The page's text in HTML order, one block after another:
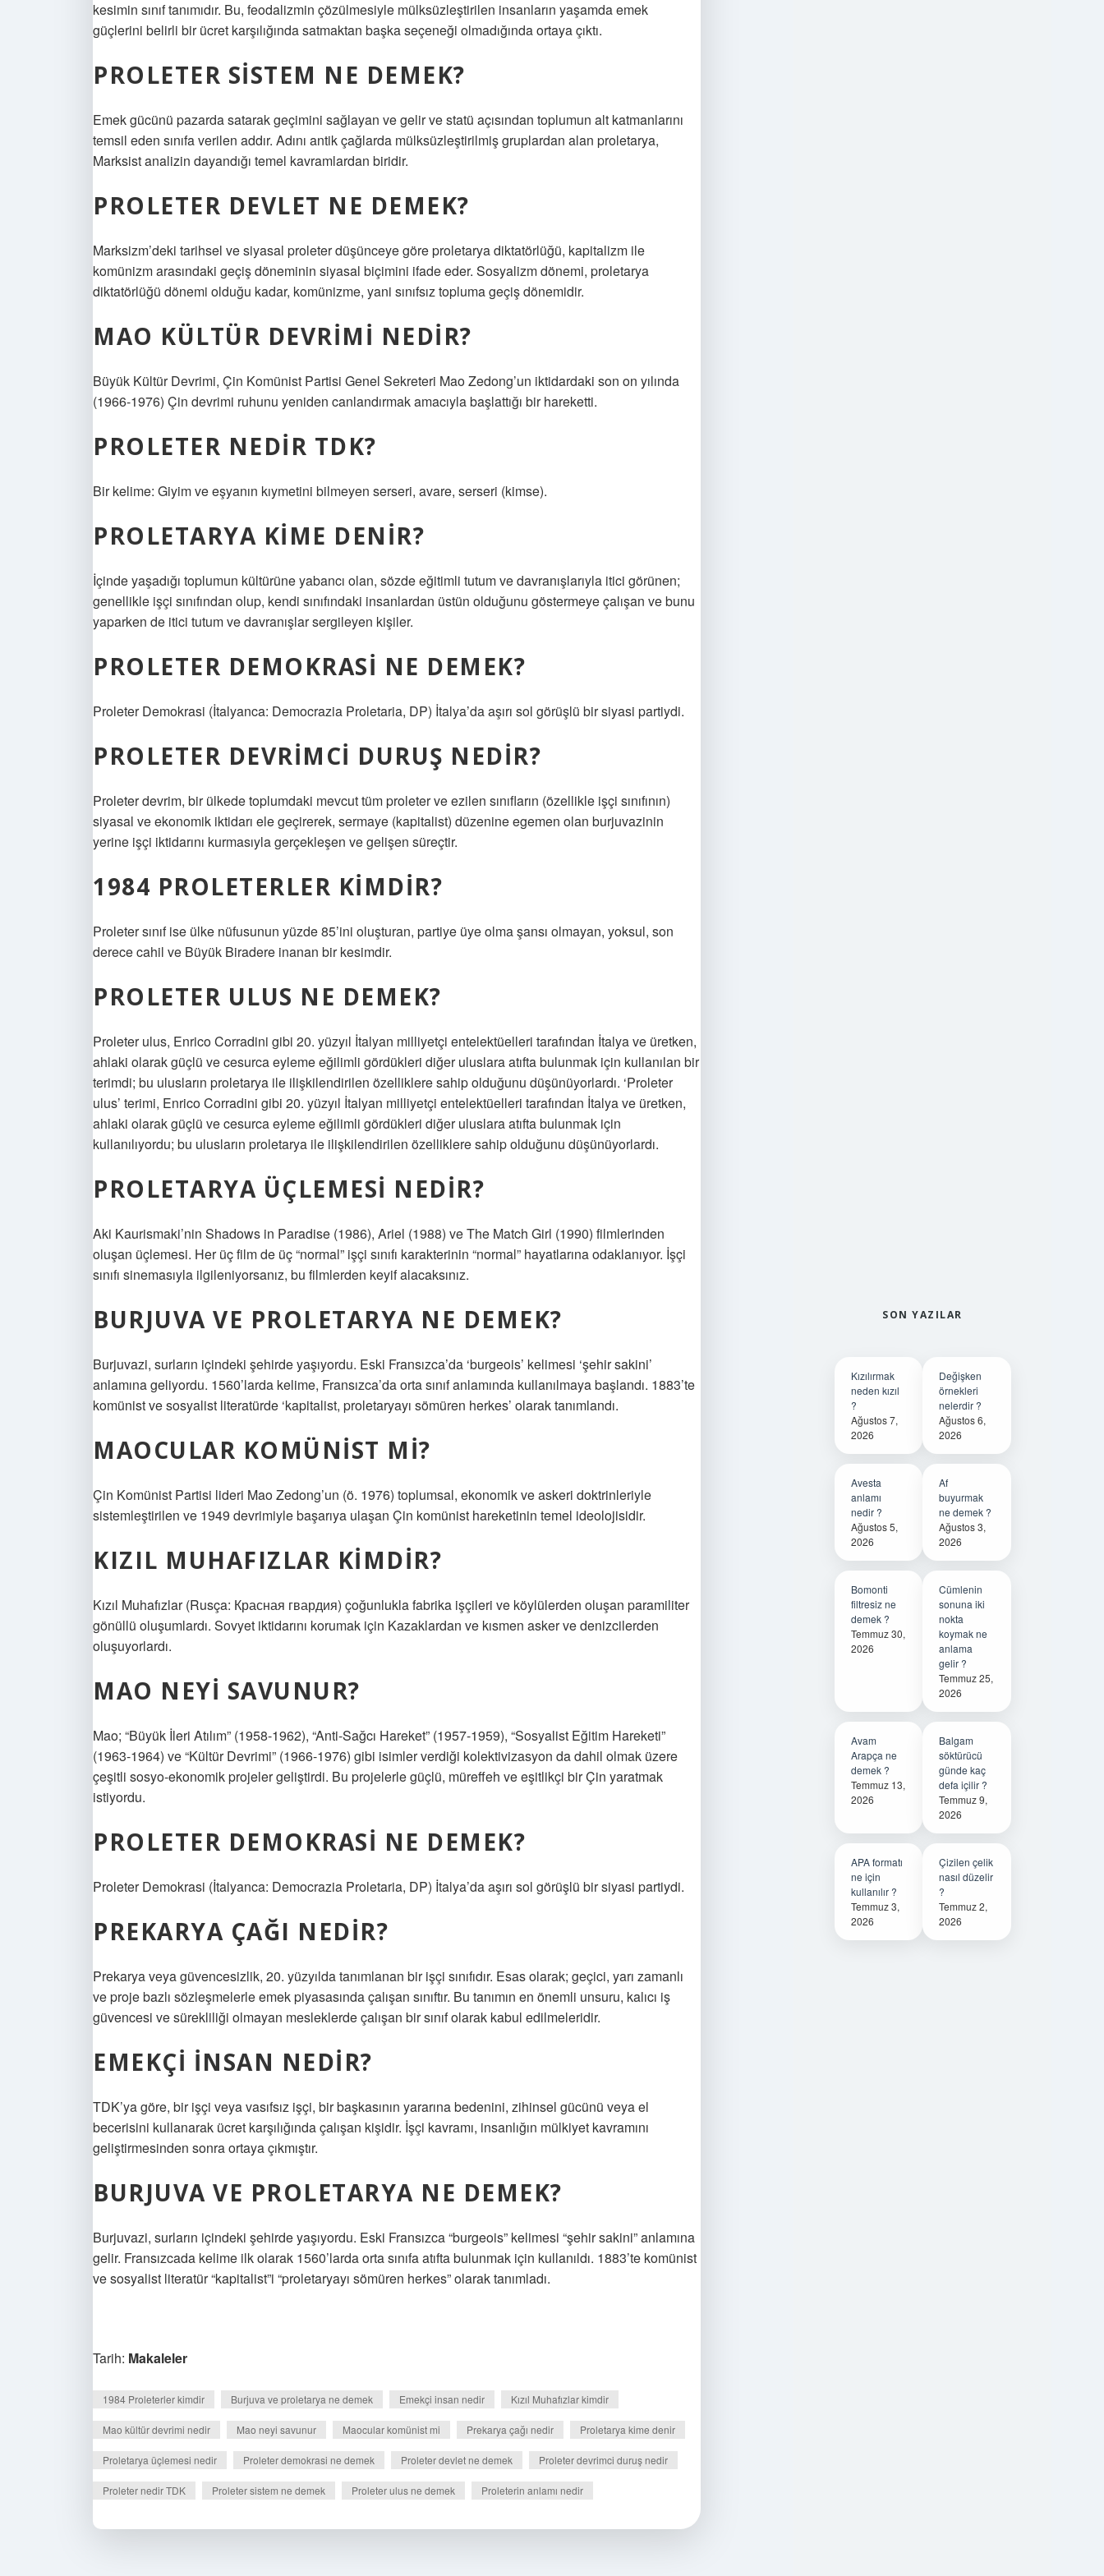
kesimin sınıf tanımıdır. Bu, feodalizmin çözülmesiyle mülksüzleştirilen insanların yaşamda emek
güçlerini belirli bir ücret karşılığında satmaktan başka seçeneği olmadığında ortaya çıktı.
PROLETER SISTEM NE DEMEK?
Emek gücünü pazarda satarak geçimini sağlayan ve gelir ve statü açısından toplumun alt katmanlarını
temsil eden sınıfa verilen addır. Adını antik çağlarda mülksüzleştirilmiş gruplardan alan proletarya,
Marksist analizin dayandığı temel kavramlardan biridir.
PROLETER DEVLET NE DEMEK?
Marksizm’deki tarihsel ve siyasal proleter düşünceye göre proletarya diktatörlüğü, kapitalizm ile
komünizm arasındaki geçiş döneminin siyasal biçimini ifade eder. Sosyalizm dönemi, proletarya
diktatörlüğü dönemi olduğu kadar, komünizme, yani sınıfsız topluma geçiş dönemidir.
MAO KÜLTÜR DEVRIMI NEDIR?
Büyük Kültür Devrimi, Çin Komünist Partisi Genel Sekreteri Mao Zedong’un iktidardaki son on yılında
(1966-1976) Çin devrimi ruhunu yeniden canlandırmak amacıyla başlattığı bir hareketti.
PROLETER NEDIR TDK?
Bir kelime: Giyim ve eşyanın kıymetini bilmeyen serseri, avare, serseri (kimse).
PROLETARYA KIME DENIR?
İçinde yaşadığı toplumun kültürüne yabancı olan, sözde eğitimli tutum ve davranışlarıyla itici görünen;
genellikle işçi sınıfından olup, kendi sınıfındaki insanlardan üstün olduğunu göstermeye çalışan ve bunu
yaparken de itici tutum ve davranışlar sergileyen kişiler.
PROLETER DEMOKRASI NE DEMEK?
Proleter Demokrasi (İtalyanca: Democrazia Proletaria, DP) İtalya’da aşırı sol görüşlü bir siyasi partiydi.
PROLETER DEVRIMCI DURUŞ NEDIR?
Proleter devrim, bir ülkede toplumdaki mevcut tüm proleter ve ezilen sınıfların (özellikle işçi sınıfının)
siyasal ve ekonomik iktidarı ele geçirerek, sermaye (kapitalist) düzenine egemen olan burjuvazinin
yerine işçi iktidarını kurmasıyla gerçekleşen ve gelişen süreçtir.
1984 PROLETERLER KIMDIR?
Proleter sınıf ise ülke nüfusunun yüzde 85’ini oluşturan, partiye üye olma şansı olmayan, yoksul, son
derece cahil ve Büyük Biradere inanan bir kesimdir.
PROLETER ULUS NE DEMEK?
Proleter ulus, Enrico Corradini gibi 20. yüzyıl İtalyan milliyetçi entelektüelleri tarafından İtalya ve üretken,
ahlaki olarak güçlü ve cesurca eyleme eğilimli gördükleri diğer uluslara atıfta bulunmak için kullanılan bir
terimdi; bu ulusların proletarya ile ilişkilendirilen özelliklere sahip olduğunu düşünüyorlardı. ‘Proleter
ulus’ terimi, Enrico Corradini gibi 20. yüzyıl İtalyan milliyetçi entelektüelleri tarafından İtalya ve üretken,
ahlaki olarak güçlü ve cesurca eyleme eğilimli gördükleri diğer uluslara atıfta bulunmak için
kullanılıyordu; bu ulusların proletarya ile ilişkilendirilen özelliklere sahip olduğunu düşünüyorlardı.
PROLETARYA ÜÇLEMESI NEDIR?
Aki Kaurismaki’nin Shadows in Paradise (1986), Ariel (1988) ve The Match Girl (1990) filmlerinden
oluşan üçlemesi. Her üç film de üç “normal” işçi sınıfı karakterinin “normal” hayatlarına odaklanıyor. İşçi
sınıfı sinemasıyla ilgileniyorsanız, bu filmlerden keyif alacaksınız.
BURJUVA VE PROLETARYA NE DEMEK?
Burjuvazi, surların içindeki şehirde yaşıyordu. Eski Fransızca’da ‘burgeois’ kelimesi ‘şehir sakini’
anlamına geliyordu. 1560’larda kelime, Fransızca’da orta sınıf anlamında kullanılmaya başlandı. 1883’te
komünist ve sosyalist literatürde ‘kapitalist, proletaryayı sömüren herkes’ olarak tanımlandı.
MAOCULAR KOMÜNIST MI?
Çin Komünist Partisi lideri Mao Zedong’un (ö. 1976) toplumsal, ekonomik ve askeri doktrinleriyle
sistemleştirilen ve 1949 devrimiyle başarıya ulaşan Çin komünist hareketinin temel ideolojisidir.
KIZIL MUHAFIZLAR KIMDIR?
Kızıl Muhafızlar (Rusça: Красная гвардия) çoğunlukla fabrika işçileri ve köylülerden oluşan paramiliter
gönüllü oluşumlardı. Sovyet iktidarını korumak için Kazaklardan ve kısmen asker ve denizcilerden
oluşuyorlardı.
MAO NEYI SAVUNUR?
Mao; “Büyük İleri Atılım” (1958-1962), “Anti-Sağcı Hareket” (1957-1959), “Sosyalist Eğitim Hareketi”
(1963-1964) ve “Kültür Devrimi” (1966-1976) gibi isimler verdiği kolektivizasyon da dahil olmak üzere
çeşitli sosyo-ekonomik projeler geliştirdi. Bu projelerle güçlü, müreffeh ve eşitlikçi bir Çin yaratmak
istiyordu.
PROLETER DEMOKRASI NE DEMEK?
Proleter Demokrasi (İtalyanca: Democrazia Proletaria, DP) İtalya’da aşırı sol görüşlü bir siyasi partiydi.
PREKARYA ÇAĞI NEDIR?
Prekarya veya güvencesizlik, 20. yüzyılda tanımlanan bir işçi sınıfıdır. Esas olarak; geçici, yarı zamanlı
ve proje bazlı sözleşmelerle emek piyasasında çalışan sınıftır. Bu tanımın en önemli unsuru, kalıcı iş
güvencesi ve sürekliliği olmayan mesleklerde çalışan bir sınıf olarak kabul edilmeleridir.
EMEKÇI INSAN NEDIR?
TDK’ya göre, bir işçi veya vasıfsız işçi, bir başkasının yararına bedenini, zihinsel gücünü veya el
becerisini kullanarak ücret karşılığında çalışan kişidir. İşçi kavramı, insanlığın mülkiyet kavramını
geliştirmesinden sonra ortaya çıkmıştır.
BURJUVA VE PROLETARYA NE DEMEK?
Burjuvazi, surların içindeki şehirde yaşıyordu. Eski Fransızca “burgeois” kelimesi “şehir sakini” anlamına
gelir. Fransızcada kelime ilk olarak 1560’larda orta sınıfa atıfta bulunmak için kullanıldı. 1883’te komünist
ve sosyalist literatür “kapitalist”i “proletaryayı sömüren herkes” olarak tanımladı.
Tarih: Makaleler
1984 Proleterler kimdir Burjuva ve proletarya ne demek Emekçi insan nedir Kızıl Muhafızlar kimdir
Mao kültür devrimi nedir Mao neyi savunur Maocular komünist mi Prekarya çağı nedir Proletarya kime denir
Proletarya üçlemesi nedir Proleter demokrasi ne demek Proleter devlet ne demek Proleter devrimci duruş nedir
Proleter nedir TDK Proleter sistem ne demek Proleter ulus ne demek Proleterin anlamı nedir
SON YAZILAR
Kızılırmak
neden kızıl
?
Ağustos 7,
2026
Değişken
örnekleri
nelerdir ?
Ağustos 6,
2026
Avesta
anlamı
nedir ?
Ağustos 5,
2026
Af
buyurmak
ne demek ?
Ağustos 3,
2026
Bomonti
filtresiz ne
demek ?
Temmuz 30,
2026
Cümlenin
sonuna iki
nokta
koymak ne
anlama
gelir ?
Temmuz 25,
2026
Avam
Arapça ne
demek ?
Temmuz 13,
2026
Balgam
söktürücü
günde kaç
defa içilir ?
Temmuz 9,
2026
APA formatı
ne için
kullanılır ?
Temmuz 3,
2026
Çizilen çelik
nasıl düzelir
?
Temmuz 2,
2026